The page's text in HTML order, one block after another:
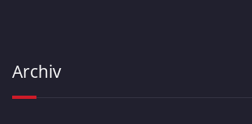
Archiv